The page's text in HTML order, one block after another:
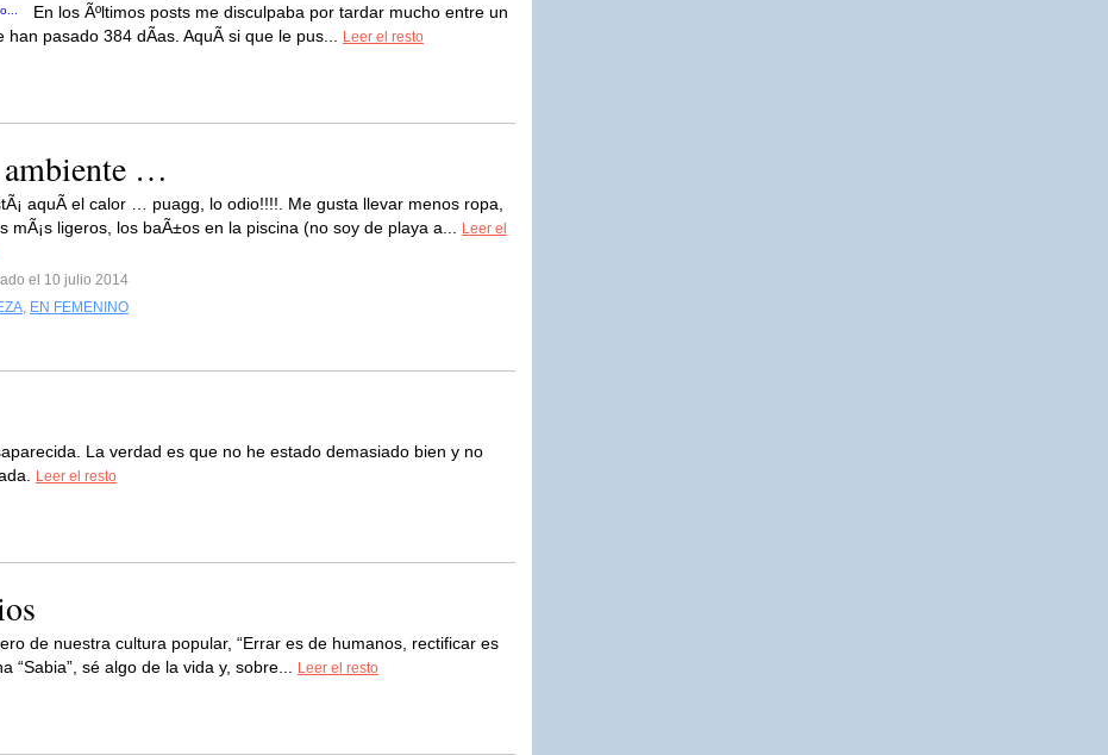
En los Ãºltimos posts me disculpaba por tardar mucho entre un
han pasado 384 dÃ­as. AquÃ­ si que le pus...
Leer el resto
ambiente …
aquÃ­ el calor … puagg, lo odio!!!!. Me gusta llevar menos ropa,
mÃ¡s ligeros, los baÃ±os en la piscina (no soy de playa a...
Leer el
el 10 julio 2014
, EN FEMENINO
La verdad es que no he estado demasiado bien y no
Leer el resto
de nuestra cultura popular, “Errar es de humanos, rectificar es
“Sabia”, sé algo de la vida y, sobre...
Leer el resto